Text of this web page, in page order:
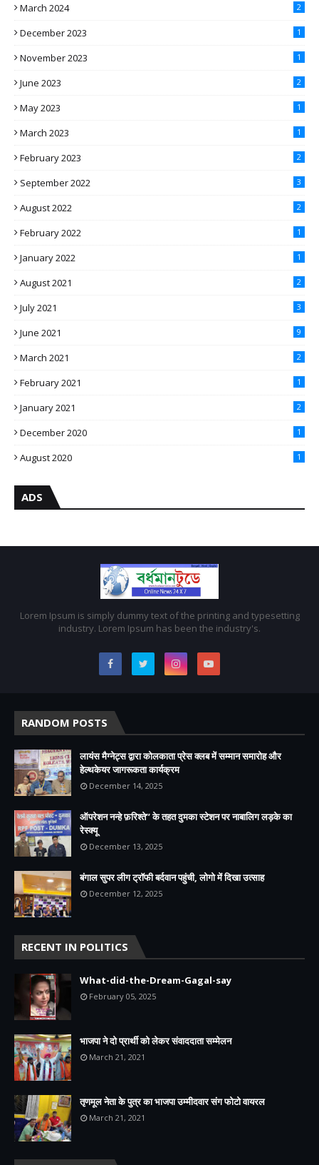
March 2024 2
December 2023 1
November 2023 1
June 2023 2
May 2023 1
March 2023 1
February 2023 2
September 2022 3
August 2022 2
February 2022 1
January 2022 1
August 2021 2
July 2021 3
June 2021 9
March 2021 2
February 2021 1
January 2021 2
December 2020 1
August 2020 1
ADS
Lorem Ipsum is simply dummy text of the printing and typesetting
industry. Lorem Ipsum has been the industry's.
RANDOM POSTS
लायंस मैग्नेट्स द्वारा कोलकाता प्रेस क्लब में सम्मान समारोह और
हेल्थकेयर जागरूकता कार्यक्रम
December 14, 2025
ऑपरेशन नन्हे फ़रिश्ते” के तहत दुमका स्टेशन पर नाबालिग लड़के का
रेस्क्यू
December 13, 2025
बंगाल सुपर लीग ट्रॉफी बर्दवान पहुंची, लोगो में दिखा उत्साह
December 12, 2025
RECENT IN POLITICS
What-did-the-Dream-Gagal-say
February 05, 2025
भाजपा ने दो प्रार्थी को लेकर संवाददाता सम्मेलन
March 21, 2021
तृणमूल नेता के पुत्र का भाजपा उम्मीदवार संग फोटो वायरल
March 21, 2021